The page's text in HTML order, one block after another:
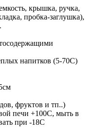
крышка, ручка,
пробка-заглушка),
напитков (5-70С)
фруктов и тп..)
печи +100С, мыть в
при -18С